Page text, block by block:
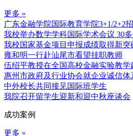
更多 »
广东金融学院国际教育学院3+1/2+2
我校举办数学学科国际学术会议 30
我校国家基金项目申报成绩取得新突
雍和明一行赴汕尾市看望挂职教师
伍绍平教授在全国高校金融实验教
惠州市政府及行业协会就企业诚信
中外校长共同接见国际班学生
我院召开留学生迎新和迎中秋座谈会
成功案例
更多 »